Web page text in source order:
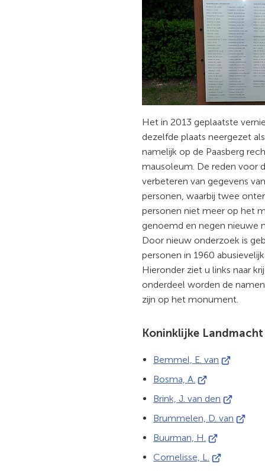
Het in 2013 geplaatste
dezelfde plaats neergezet
namelijk op de Paasberg
mausoleum. De reden voor
verbeteren van gegevens
personen, waarbij twee
personen niet meer op het
genoemd en negen nieuwe
Door nieuw onderzoek is
personen in 1960
Hieronder ziet u links naar
onderdeel worden de
zijn op het monument.
Koninklijke Landmacht
Bemmel, E. van (Verwijst
externe
website)
Bosma, A. (Verwijst
naar
externe
website)
Brink, J. van den (Verwijst
website)
Brummelen, D. van
Buurman, H. (Verwijst
naar
een
Cornelisse, L.
(Verwijst